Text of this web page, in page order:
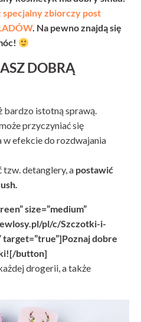
specjalny zbiorczy post
. Na pewno znajdą się
DOBRĄ
istotną sprawą.
przyczyniać się
w efekcie do rozdwajania
detanglery, a postawić
.
size=”medium”
pl/c/Szczotki-i-
dobre
button]
drogerii, a także